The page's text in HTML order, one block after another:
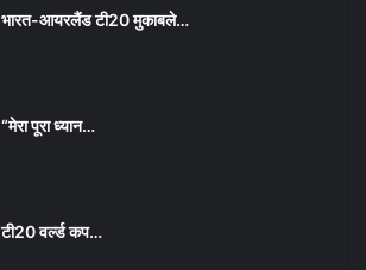
भारत-आयरलैंड टी20 मुकाबले…
“मेरा पूरा ध्यान…
टी20 वर्ल्ड कप…